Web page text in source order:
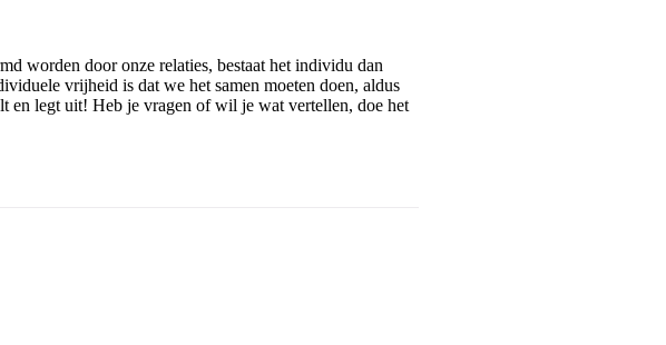
worden door onze relaties, bestaat het individu dan
vrijheid is dat we het samen moeten doen, aldus
en legt uit! Heb je vragen of wil je wat vertellen, doe het